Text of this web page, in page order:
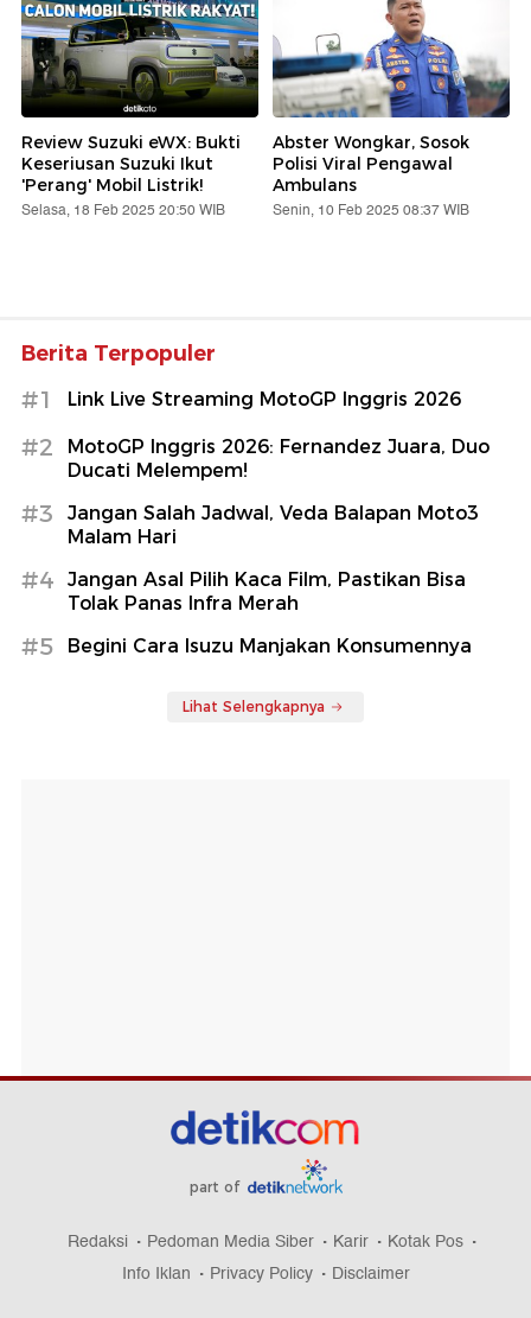
Review Suzuki eWX: Bukti
Keseriusan Suzuki Ikut
'Perang' Mobil Listrik!
Selasa, 18 Feb 2025 20:50 WIB
Abster Wongkar, Sosok
Polisi Viral Pengawal
Ambulans
Senin, 10 Feb 2025 08:37 WIB
Berita Terpopuler
#1 Link Live Streaming MotoGP Inggris 2026
#2
MotoGP Inggris 2026: Fernandez Juara, Duo
Ducati Melempem!
#3
Jangan Salah Jadwal, Veda Balapan Moto3
Malam Hari
#4
Jangan Asal Pilih Kaca Film, Pastikan Bisa
Tolak Panas Infra Merah
#5 Begini Cara Isuzu Manjakan Konsumennya
Lihat Selengkapnya
part of
Redaksi Pedoman Media Siber Karir
Kotak Pos
Info Iklan
Privacy Policy Disclaimer